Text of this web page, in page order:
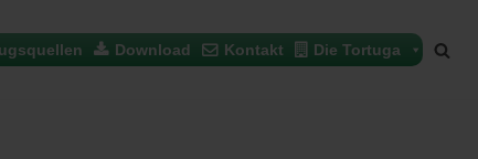
Download Kontakt Die Tortuga